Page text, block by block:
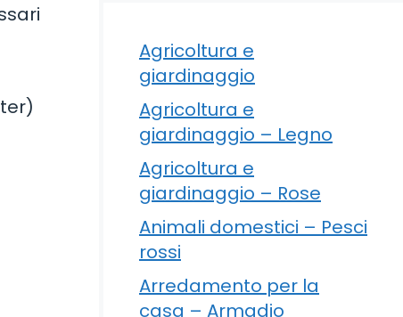
Agricoltura e
giardinaggio
Agricoltura e
giardinaggio – Legno
Agricoltura e
giardinaggio – Rose
Animali domestici – Pesci
rossi
Arredamento per la
casa – Armadio